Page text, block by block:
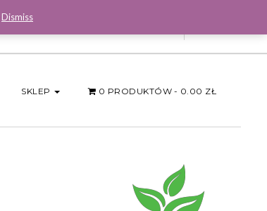
SKLEP 0 PRODUKTÓW 0.00 ZŁ
Dismiss